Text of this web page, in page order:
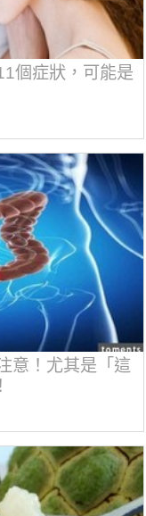
個症狀，可能是
意！尤其是「這